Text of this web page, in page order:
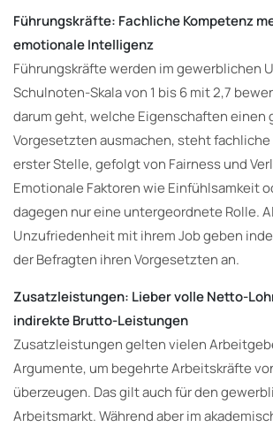
Führungskräfte: Fachliche Kompetenz
emotionale Intelligenz
Führungskräfte werden im gewerblichen
Schulnoten-Skala von 1 bis 6 mit 2,7
darum geht, welche Eigenschaften einen
Vorgesetzten ausmachen, steht fachliche
erster Stelle, gefolgt von Fairness und
Emotionale Faktoren wie Einfühlsamkeit
dagegen nur eine untergeordnete Rolle.
Unzufriedenheit mit ihrem Job geben
der Befragten ihren Vorgesetzten an.
Zusatzleistungen: Lieber volle Netto-
indirekte Brutto-Leistungen
Zusatzleistungen gelten vielen
Argumente, um begehrte Arbeitskräfte
überzeugen. Das gilt auch für den
Arbeitsmarkt. Während aber im